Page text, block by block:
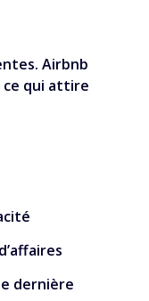
Airbnb
ce qui attire
dernière